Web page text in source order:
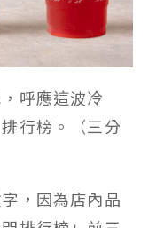
呼應這波冷
行榜。（三分
，因為店內品